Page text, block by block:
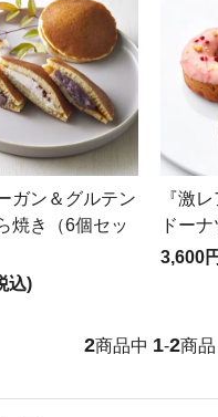
ガン＆グルテン
焼き（6個セッ
込)
『激
ドー
3,600
2商品中 1-2商品